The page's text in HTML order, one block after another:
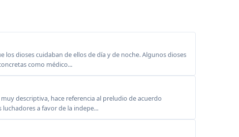
los dioses cuidaban de ellos de día y de noche. Algunos dioses
como médico...
descriptiva, hace referencia al preludio de acuerdo
a favor de la indepe...